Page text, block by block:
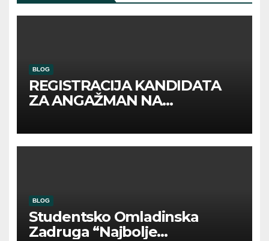
BLOG
REGISTRACIJA KANDIDATA
ZA ANGAŽMAN NA
BLOG
Studentsko Omladinska
Zadruga “Najbolje